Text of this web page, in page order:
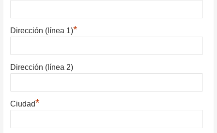
Dirección (línea 1)*
Dirección (línea 2)
Ciudad*